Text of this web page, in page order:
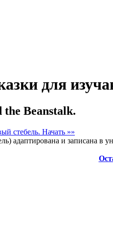
для
the Beanstalk.
стебель. Начать »»
адаптирована и записана в